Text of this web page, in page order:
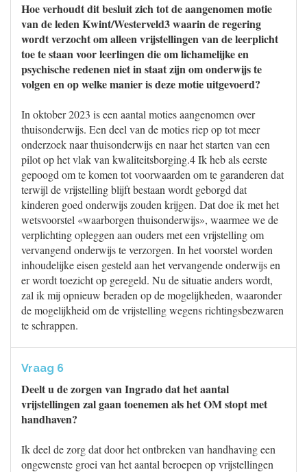
Hoe verhoudt dit besluit zich tot de aangenomen motie
van de leden Kwint/Westerveld3 waarin de regering
wordt verzocht om alleen vrijstellingen van de leerplicht
toe te staan voor leerlingen die om lichamelijke en
psychische redenen niet in staat zijn om onderwijs te
volgen en op welke manier is deze motie uitgevoerd?
In oktober 2023 is een aantal moties aangenomen over
thuisonderwijs. Een deel van de moties riep op tot meer
onderzoek naar thuisonderwijs en naar het starten van een
pilot op het vlak van kwaliteitsborging.4 Ik heb als eerste
gepoogd om te komen tot voorwaarden om te garanderen dat
terwijl de vrijstelling blijft bestaan wordt geborgd dat
kinderen goed onderwijs zouden krijgen. Dat doe ik met het
wetsvoorstel «waarborgen thuisonderwijs», waarmee we de
verplichting opleggen aan ouders met een vrijstelling om
vervangend onderwijs te verzorgen. In het voorstel worden
inhoudelijke eisen gesteld aan het vervangende onderwijs en
er wordt toezicht op geregeld. Nu de situatie anders wordt,
zal ik mij opnieuw beraden op de mogelijkheden, waaronder
de mogelijkheid om de vrijstelling wegens richtingsbezwaren
te schrappen.
Vraag 6
Deelt u de zorgen van Ingrado dat het aantal
vrijstellingen zal gaan toenemen als het OM stopt met
handhaven?
Ik deel de zorg dat door het ontbreken van handhaving een
ongewenste groei van het aantal beroepen op vrijstellingen